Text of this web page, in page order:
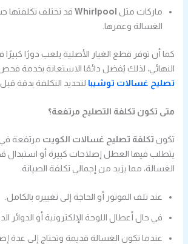
ماركات مثل Whirlpool قد تختلف
الغسالة وعمرها.
كما أن توفر قطع الغيار الأصلية يلعب دورًا كبيرًا
النهائي، لذلك يُفضل دائمًا الاستعانة بخدمة
تصليح غسالات توشيبا لتحديد التكلفة بدقة
متى تكون تكلفة التصليح مرتفعة؟
تكون تكلفة تصليح غسالات الكويت مرتفعة
يتطلب فيها العطل إصلاحات كبيرة أو استبدال
الغسالة، مما يزيد من إجمالي تكلفة الصيانة.
عند تلف الموتور أو الحاجة إلى تغييره بالكامل.
في حال أعطال اللوحة الإلكترونية أو الدوائر
عندما تكون الغسالة قديمة وتحتاج إلى